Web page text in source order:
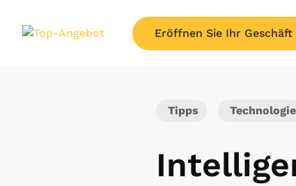
Eröffnen Sie Ihr Geschäft
Tipps Technologie